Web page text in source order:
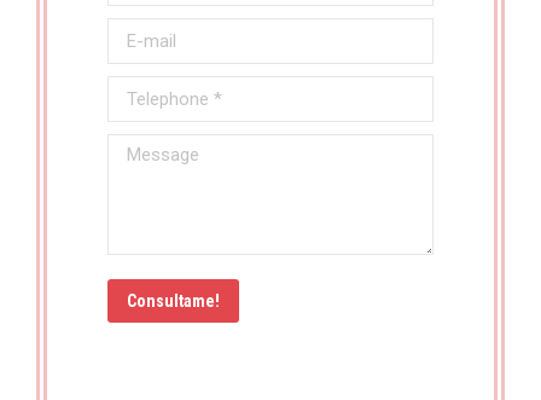
E-mail
Telephone *
Message
Consultame!